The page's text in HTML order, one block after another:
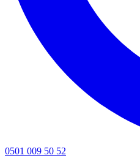
0501 009 50 52